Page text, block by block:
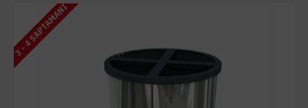
3 - 4 SAPTAMANI